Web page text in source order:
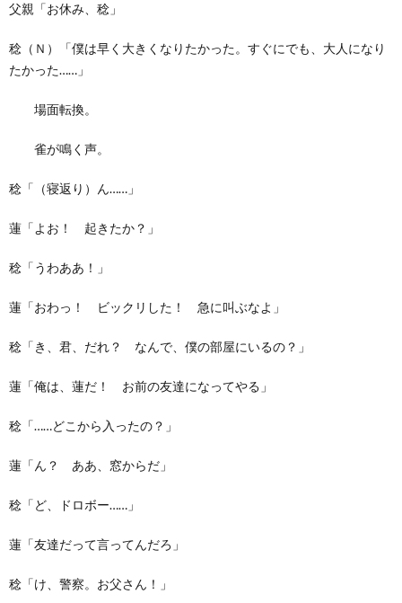
父親「お休み、稔」
稔（Ｎ）「僕は早く大きくなりたかった。すぐにでも、大人になり
たかった……」
場面転換。
雀が鳴く声。
稔「（寝返り）ん……」
蓮「よお！ 起きたか？」
稔「うわああ！」
蓮「おわっ！ ビックリした！ 急に叫ぶなよ」
稔「き、君、だれ？ なんで、僕の部屋にいるの？」
蓮「俺は、蓮だ！ お前の友達になってやる」
稔「……どこから入ったの？」
蓮「ん？ ああ、窓からだ」
稔「ど、ドロボー……」
蓮「友達だって言ってんだろ」
稔「け、警察。お父さん！」